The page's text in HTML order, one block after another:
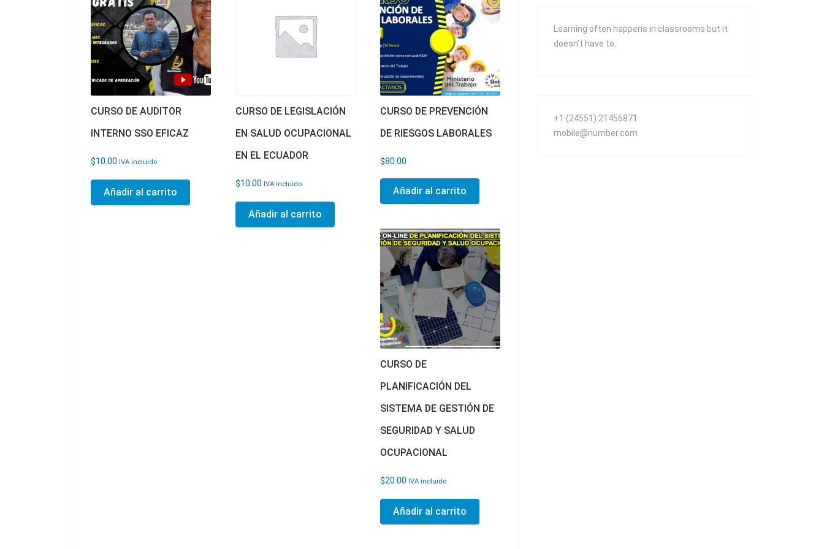
CURSO DE AUDITOR
INTERNO SSO EFICAZ
$10.00 IVA incluido
Añadir al carrito
CURSO DE LEGISLACIÓN
EN SALUD OCUPACIONAL
EN EL ECUADOR
$10.00 IVA incluido
Añadir al carrito
CURSO DE PREVENCIÓN
DE RIESGOS LABORALES
$80.00
Añadir al carrito
CURSO DE
PLANIFICACIÓN DEL
SISTEMA DE GESTIÓN DE
SEGURIDAD Y SALUD
OCUPACIONAL
$20.00 IVA incluido
Añadir al carrito
Learning often happens in classrooms but it
doesn’t have to.
+1 (24551) 21456871
mobile@number.com